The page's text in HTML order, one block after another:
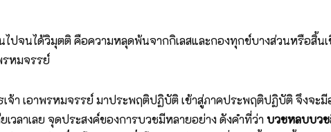
ปจนได้วิมุตติ คือความหลุดพ้นจากกิเลสและกองทุกข์บางส่วนหรือสิ้น
รหมจรรย์
า เอาพรหมจรรย์ มาประพฤติปฏิบัติ เข้าสู่ภาคประพฤติปฏิบัติ จึงจะ
วลาเลย จุดประสงค์ของการบวชมีหลายอย่าง ดังคำที่ว่าบวชหลบบวช